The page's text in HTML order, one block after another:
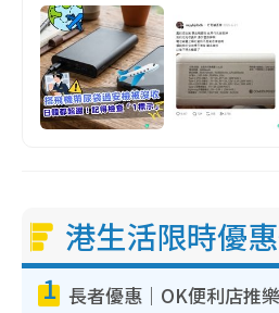
港生活限時優
1